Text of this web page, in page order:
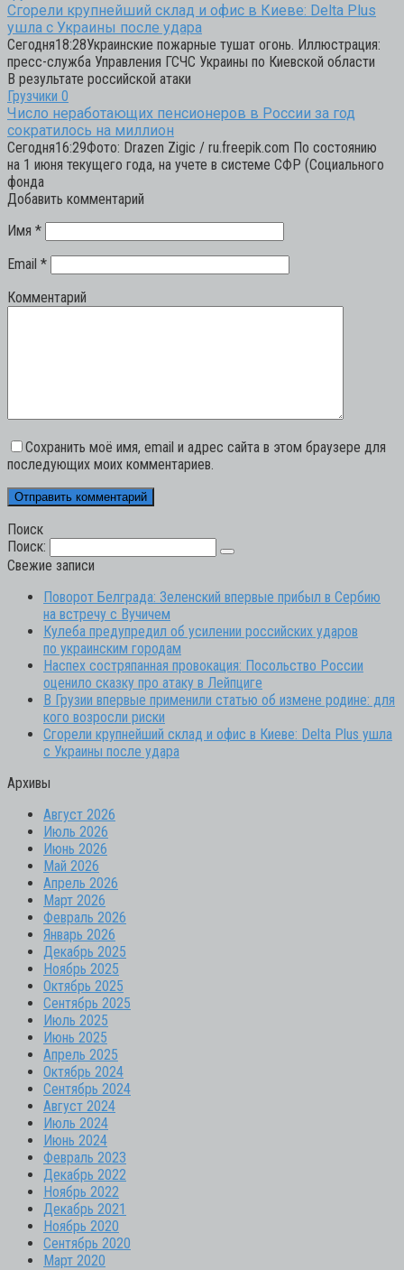
Сгорели крупнейший склад и офис в Киеве: Delta Plus
ушла с Украины после удара
Сегодня18:28Украинские пожарные тушат огонь. Иллюстрация:
пресс-служба Управления ГСЧС Украины по Киевской области
В результате российской атаки
Грузчики 0
Число неработающих пенсионеров в России за год
сократилось на миллион
Сегодня16:29Фото: Drazen Zigic / ru.freepik.com По состоянию
на 1 июня текущего года, на учете в системе СФР (Социального
фонда
Добавить комментарий
Имя *
Email *
Комментарий
Сохранить моё имя, email и адрес сайта в этом браузере для
последующих моих комментариев.
Поиск
Поиск:
Свежие записи
Поворот Белграда: Зеленский впервые прибыл в Сербию
на встречу с Вучичем
Кулеба предупредил об усилении российских ударов
по украинским городам
Наспех состряпанная провокация: Посольство России
оценило сказку про атаку в Лейпциге
В Грузии впервые применили статью об измене родине: для
кого возросли риски
Сгорели крупнейший склад и офис в Киеве: Delta Plus ушла
с Украины после удара
Архивы
Август 2026
Июль 2026
Июнь 2026
Май 2026
Апрель 2026
Март 2026
Февраль 2026
Январь 2026
Декабрь 2025
Ноябрь 2025
Октябрь 2025
Сентябрь 2025
Июль 2025
Июнь 2025
Апрель 2025
Октябрь 2024
Сентябрь 2024
Август 2024
Июль 2024
Июнь 2024
Февраль 2023
Декабрь 2022
Ноябрь 2022
Декабрь 2021
Ноябрь 2020
Сентябрь 2020
Март 2020